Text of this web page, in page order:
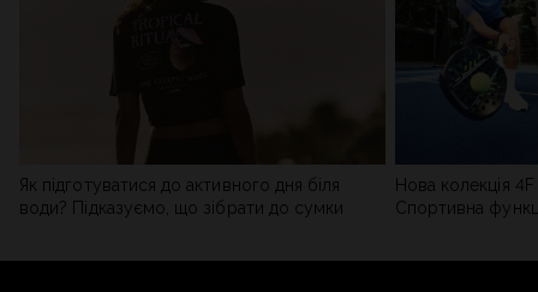
Як підготуватися до активного дня біля
води? Підказуємо, що зібрати до сумки
Нова колекція
Спортивна